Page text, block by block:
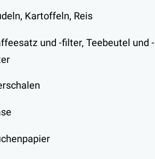
Kartoffeln, Reis
und -filter, Teebeutel und -